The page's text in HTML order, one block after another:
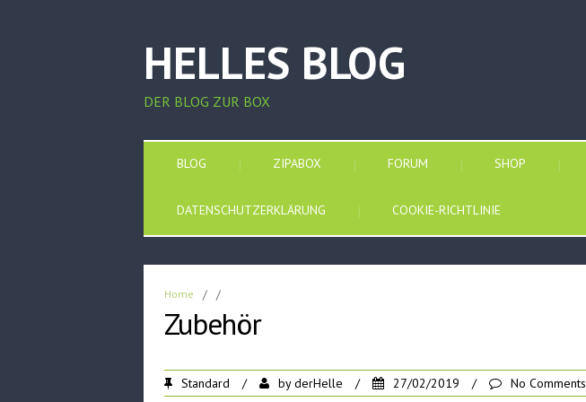
HELLES BLOG
DER BLOG ZUR BOX
BLOG ZIPABOX FORUM SHOP
DATENSCHUTZERKLÄRUNG COOKIE-RICHTLINIE
Home / /
Zubehör
Standard / byderHelle / 27/02/2019 / No Comments